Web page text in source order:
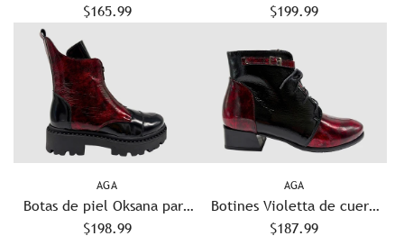
mujer - Negras
$165.99
mujer - Negro
$199.99
AGA
Botas de piel Oksana para
mujer - Negro/Rojo
$198.99
AGA
Botines Violetta de cuero
para mujer - Negro/Rojo
$187.99